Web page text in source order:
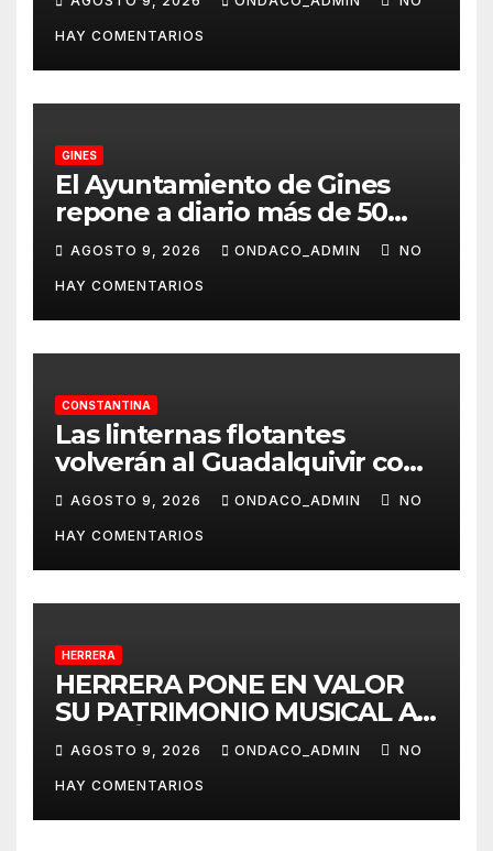
disponibles desde
septiembre a través del
programa Aula Mentor en
Lebrija
HAY COMENTARIOS
GINES
El Ayuntamiento de Gines
repone a diario más de 50
dispensadores de bolsas para
la recogida de desechos de
mascotas
AGOSTO 9, 2026 ONDACO_ADMIN NO
HAY COMENTARIOS
CONSTANTINA
Las linternas flotantes
volverán al Guadalquivir con
la Ceremonia Tōrō Nagashi
de Coria del Río
AGOSTO 9, 2026 ONDACO_ADMIN NO
HAY COMENTARIOS
HERRERA
HERRERA PONE EN VALOR
SU PATRIMONIO MUSICAL A
TRAVÉS DEL PROYECTO
«MUSICALIZA HERRERA»
AGOSTO 9, 2026 ONDACO_ADMIN NO
HAY COMENTARIOS